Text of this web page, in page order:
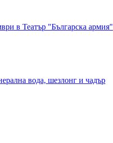
в Театър "Българска армия"
вода, шезлонг и чадър